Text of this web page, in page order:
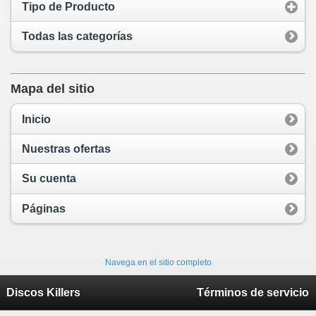
Tipo de Producto
Todas las categorías
Mapa del sitio
Inicio
Nuestras ofertas
Su cuenta
Páginas
Navega en el sitio completo
Discos Killers Términos de servicio